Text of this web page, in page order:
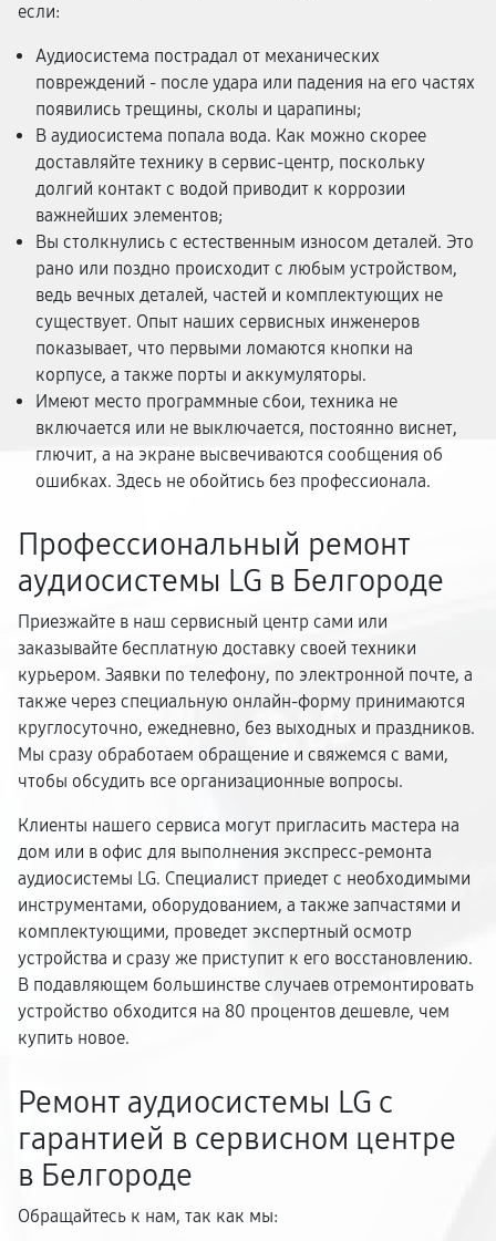
если:
Аудиосистема пострадал от механических
повреждений - после удара или падения на его частях
появились трещины, сколы и царапины;
В аудиосистема попала вода. Как можно скорее
доставляйте технику в сервис-центр, поскольку
долгий контакт с водой приводит к коррозии
важнейших элементов;
Вы столкнулись с естественным износом деталей. Это
рано или поздно происходит с любым устройством,
ведь вечных деталей, частей и комплектующих не
существует. Опыт наших сервисных инженеров
показывает, что первыми ломаются кнопки на
корпусе, а также порты и аккумуляторы.
Имеют место программные сбои, техника не
включается или не выключается, постоянно виснет,
глючит, а на экране высвечиваются сообщения об
ошибках. Здесь не обойтись без профессионала.
Профессиональный ремонт
аудиосистемы LG в Белгороде
Приезжайте в наш сервисный центр сами или
заказывайте бесплатную доставку своей техники
курьером. Заявки по телефону, по электронной почте, а
также через специальную онлайн-форму принимаются
круглосуточно, ежедневно, без выходных и праздников.
Мы сразу обработаем обращение и свяжемся с вами,
чтобы обсудить все организационные вопросы.
Клиенты нашего сервиса могут пригласить мастера на
дом или в офис для выполнения экспресс-ремонта
аудиосистемы LG. Специалист приедет с необходимыми
инструментами, оборудованием, а также запчастями и
комплектующими, проведет экспертный осмотр
устройства и сразу же приступит к его восстановлению.
В подавляющем большинстве случаев отремонтировать
устройство обходится на 80 процентов дешевле, чем
купить новое.
Ремонт аудиосистемы LG с
гарантией в сервисном центре
в Белгороде
Обращайтесь к нам, так как мы: